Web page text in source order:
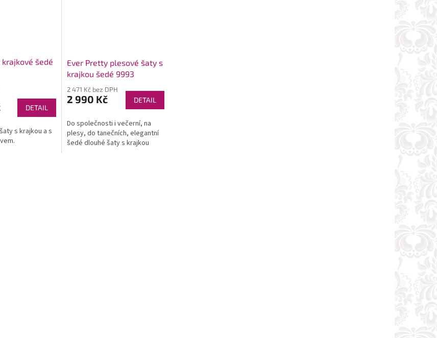
šedé
DETAIL
s krajkou a s
Ever Pretty plesové šaty s
krajkou šedé 9993
2 471 Kč bez DPH
2 990 Kč DETAIL
Do společnosti i večerní, na
plesy, do tanečních, elegantní
šedé dlouhé šaty s krajkou